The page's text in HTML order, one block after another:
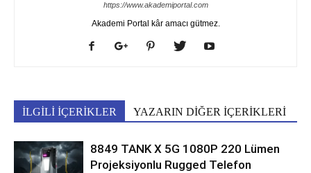
https://www.akademiportal.com
Akademi Portal kâr amacı gütmez.
İLGİLİ İÇERİKLER YAZARIN DİĞER İÇERİKLERİ
8849 TANK X 5G 1080P 220 Lümen
Projeksiyonlu Rugged Telefon